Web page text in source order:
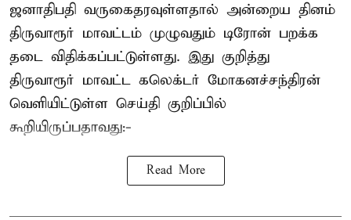
ஜனாதிபதி வருகைதரவுள்ளதால் அன்றைய தினம்
திருவாரூர் மாவட்டம் முழுவதும் டிரோன் பறக்க
தடை விதிக்கப்பட்டுள்ளது. இது குறித்து
திருவாரூர் மாவட்ட கலெக்டர் மோகனச்சந்திரன்
வெளியிட்டுள்ள செய்தி குறிப்பில்
கூறியிருப்பதாவது:-
Read More